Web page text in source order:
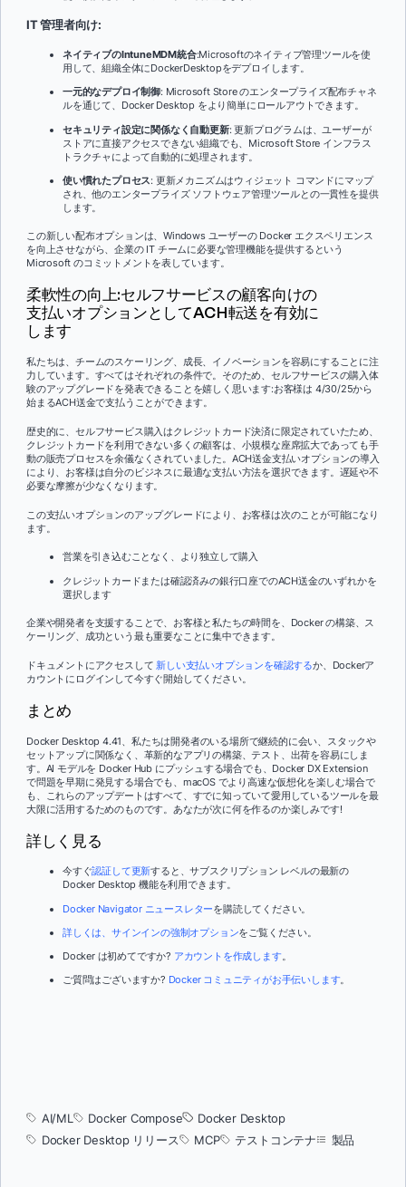
IT 管理者向け:
ネイティブのIntuneMDM統合:Microsoftのネイティブ管理ツールを使
用して、組織全体にDockerDesktopをデプロイします。
一元的なデプロイ制御: Microsoft Store のエンタープライズ配布チャネ
ルを通じて、Docker Desktop をより簡単にロールアウトできます。
セキュリティ設定に関係なく自動更新: 更新プログラムは、ユーザーが
ストアに直接アクセスできない組織でも、Microsoft Store インフラス
トラクチャによって自動的に処理されます。
使い慣れたプロセス: 更新メカニズムはウィジェット コマンドにマップ
され、他のエンタープライズ ソフトウェア管理ツールとの一貫性を提供
します。
この新しい配布オプションは、Windows ユーザーの Docker エクスペリエンス
を向上させながら、企業の IT チームに必要な管理機能を提供するという
Microsoft のコミットメントを表しています。
柔軟性の向上:セルフサービスの顧客向けの
支払いオプションとしてACH転送を有効に
します
私たちは、チームのスケーリング、成長、イノベーションを容易にすることに注
力しています。すべてはそれぞれの条件で。そのため、セルフサービスの購入体
験のアップグレードを発表できることを嬉しく思います:お客様は 4/30/25から
始まるACH送金で支払うことができます。
歴史的に、セルフサービス購入はクレジットカード決済に限定されていたため、
クレジットカードを利用できない多くの顧客は、小規模な座席拡大であっても手
動の販売プロセスを余儀なくされていました。ACH送金支払いオプションの導入
により、お客様は自分のビジネスに最適な支払い方法を選択できます。遅延や不
必要な摩擦が少なくなります。
この支払いオプションのアップグレードにより、お客様は次のことが可能になり
ます。
営業を引き込むことなく、より独立して購入
クレジットカードまたは確認済みの銀行口座でのACH送金のいずれかを
選択します
企業や開発者を支援することで、お客様と私たちの時間を、Docker の構築、ス
ケーリング、成功という最も重要なことに集中できます。
ドキュメントにアクセスして新しい支払いオプションを確認するか、Dockerア
カウントにログインして今すぐ開始してください。
まとめ
Docker Desktop 4.41、私たちは開発者のいる場所で継続的に会い、スタックや
セットアップに関係なく、革新的なアプリの構築、テスト、出荷を容易にしま
す。AI モデルを Docker Hub にプッシュする場合でも、Docker DX Extension
で問題を早期に発見する場合でも、macOS でより高速な仮想化を楽しむ場合で
も、これらのアップデートはすべて、すでに知っていて愛用しているツールを最
大限に活用するためのものです。あなたが次に何を作るのか楽しみです!
詳しく見る
今すぐ認証して更新すると、サブスクリプション レベルの最新の
Docker Desktop 機能を利用できます。
Docker Navigator ニュースレターを購読してください。
詳しくは、サインインの強制オプションをご覧ください。
Docker は初めてですか? アカウントを作成します。
ご質問はございますか? Docker コミュニティがお手伝いします。
AI/ML Docker Compose
Docker Desktop
Docker Desktop リリース
MCP テストコンテナ 製品